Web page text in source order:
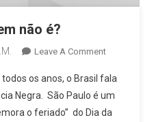
não é?
Leave A CommentOn
Alguém
Ser
Quem
os anos, o Brasil fala
Negra. São Paulo é um
o feriado” do Dia da